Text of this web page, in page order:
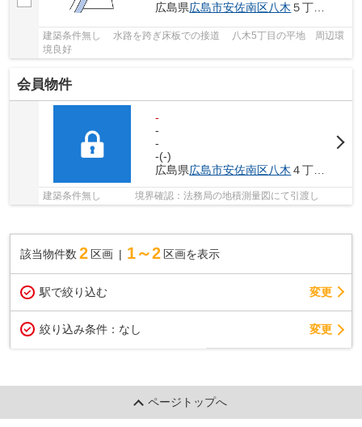
広島県広島市安佐南区八木 ５丁目28-
建築条件無し 水路を跨ぎ床板での接道 八木5丁目の平地 周辺環
境良好
会員物件
-
-
-
-(-)
広島県広島市安佐南区八木 ４丁目1-
建築条件無し 境界確認：法務局の地積測量図にて引渡し
該当物件数 2 区画 1～2 区画を表示
駅で絞り込む 変更
絞り込み条件： なし 変更
ページトップへ